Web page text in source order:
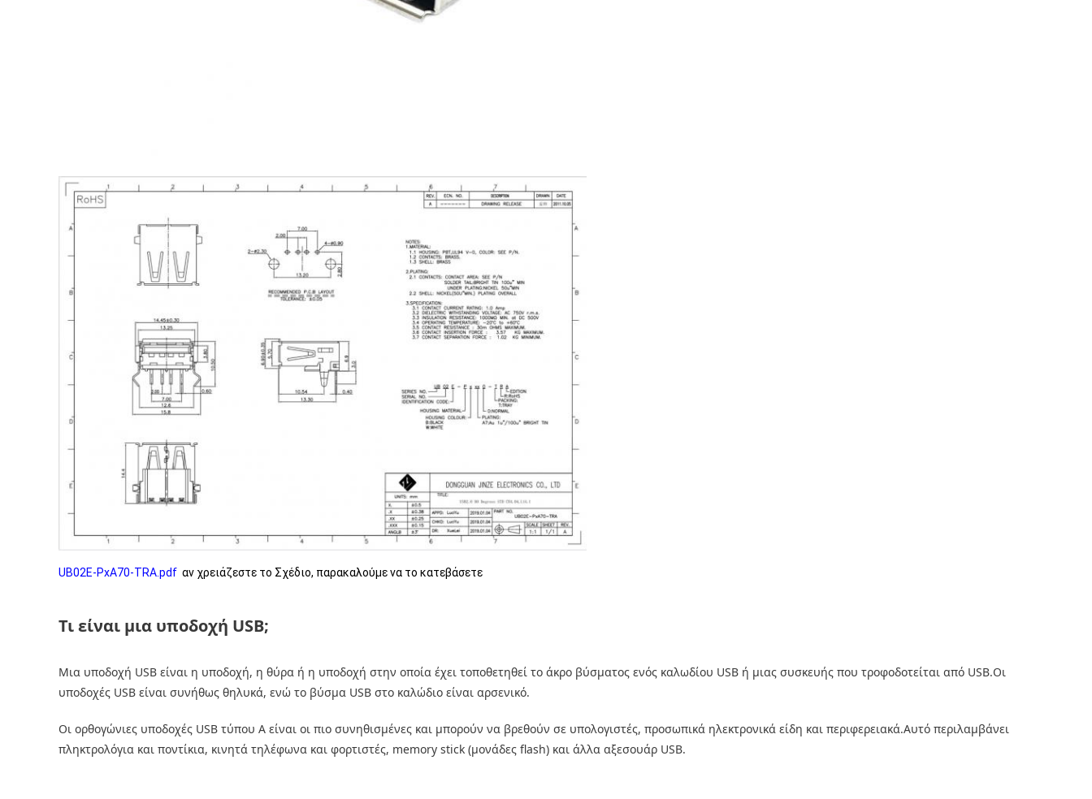
UB02E-PxA70-TRA.pdf αν χρειάζεστε το Σχέδιο, παρακαλούμε να το κατεβάσετε
Τι είναι μια υποδοχή USB;
Μια υποδοχή USB είναι η υποδοχή, η θύρα ή η υποδοχή στην οποία έχει τοποθετηθεί το άκρο βύσματος ενός καλωδίου USB ή μιας συσκευής που τροφοδοτείται από USB.Οι
υποδοχές USB είναι συνήθως θηλυκά, ενώ το βύσμα USB στο καλώδιο είναι αρσενικό.
Οι ορθογώνιες υποδοχές USB τύπου Α είναι οι πιο συνηθισμένες και μπορούν να βρεθούν σε υπολογιστές, προσωπικά ηλεκτρονικά είδη και περιφερειακά.Αυτό περιλαμβάνει
πληκτρολόγια και ποντίκια, κινητά τηλέφωνα και φορτιστές, memory stick (μονάδες flash) και άλλα αξεσουάρ USB.